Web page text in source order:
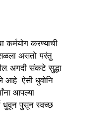
कर्मयोग करण्याची
असतो. परंतु
अगदी संकटे सुद्धा
आहे "ऐसी धुवोनि
आपल्या
धुवून पुसून स्वच्छ